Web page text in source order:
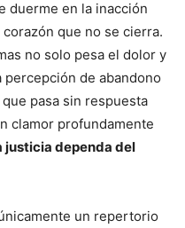
duerme en la inacción
que no se cierra.
no solo pesa el dolor y
de abandono
pasa sin respuesta
clamor profundamente
justicia dependa del
un repertorio